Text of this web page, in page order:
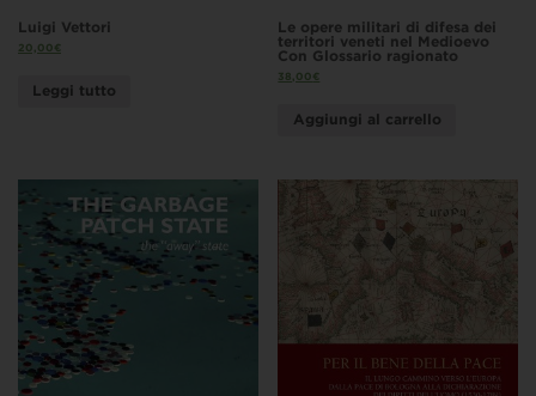
Luigi Vettori
20,00€
Leggi tutto
Le opere militari di difesa dei
territori veneti nel Medioevo
Con Glossario ragionato
38,00€
Aggiungi al carrello